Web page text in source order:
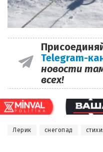
Telegram-
новости
всех!
Лерик снегопад